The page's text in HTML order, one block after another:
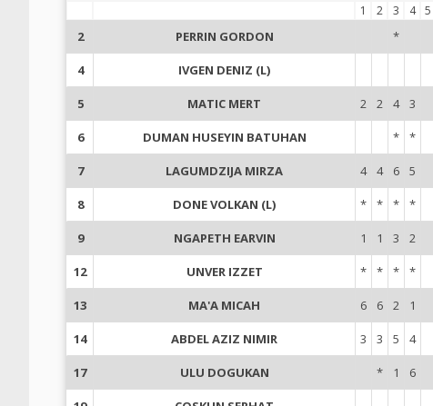
1
2 3 4 5
2 PERRIN GORDON *
4 IVGEN DENIZ (L)
5 MATIC MERT 2 2 4 3
6 DUMAN HUSEYIN BATUHAN * *
7 LAGUMDZIJA MIRZA 4 4 6 5
8 DONE VOLKAN (L) * * * *
9 NGAPETH EARVIN 1 1 3 2
12 UNVER IZZET * * * *
13 MA'A MICAH 6 6 2 1
14 ABDEL AZIZ NIMIR 3 3 5 4
17 ULU DOGUKAN * 1 6